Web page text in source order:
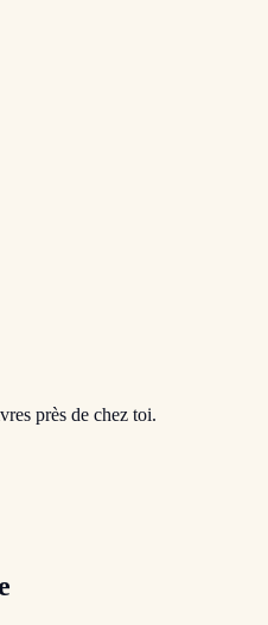
près de chez toi.